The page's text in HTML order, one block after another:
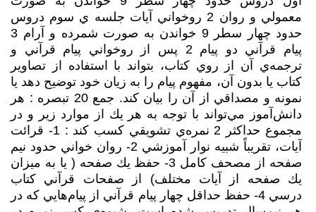
معمولي و روان 2 روخواني آيات جلسه ي سوم دروس
حدود چهار سطر 9 خواندن به صورت شمرده و آرام 3
پيام قرآني دو پيام 2 پس از روخواني پيام قرآني و
ترجمه‌ي آن از روي كتاب، بتواند با استفاده از تصاوير
كتاب يا بدون آن، مفهوم پيام را به زيان خود توضيح دهد يا
نمونه و مصداقي از آن را بيان كند. جمع 20 تبصره : هر
دانش‌آموز مي‌تواند با توجه به هر يك از موارد زير و در
مجموع حداكثر 2 نمره‌ي تشويقي كسب كند : 1- قرائت
آيات، تقريباً شبيه نوار آموزشي 2- روان خواني حدود نيم
صفحه از مصحف كامل 3- حفظ يك صفحه ( يا به ميزان
يك صفحه از آيات مختلف) از صفحات قرآني كتاب
درسي 4- حفظ حداقل چهار پيام قرآني از پيام‌هايي كه در